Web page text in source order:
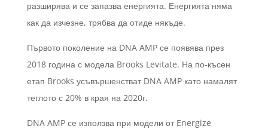
разширява и се запазва енергията. Енергията няма
как да изчезне, трябва да отиде някъде.
Първото поколение на DNA AMP се появява през
2018 година с модела Brooks Levitate. На по-късен
етап Brooks усъвършенстват DNA AMP като намалят
теглото с 20% в края на 2020г.
DNA AMP се използва при модели от Energize